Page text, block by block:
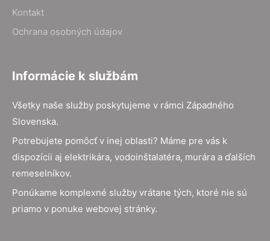
Kontakt
Ochrana osobných údajov
Informácie k službám
Všetky naše služby poskytujeme v rámci Západného
Slovenska.
Potrebujete pomôcť v inej oblasti? Máme pre vás k
dispozícii aj elektrikára, vodoinštalatéra, murára a ďalších
remeselníkov.
Ponúkame komplexné služby vrátane tých, ktoré nie sú
priamo v ponuke webovej stránky.